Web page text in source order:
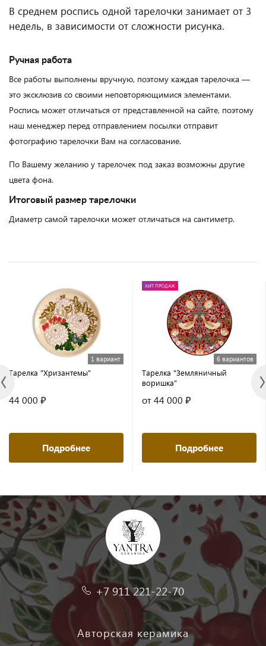
В среднем роспись одной тарелочки занимает от 3
недель, в зависимости от сложности рисунка.
Ручная работа
Все работы выполнены вручную, поэтому каждая тарелочка —
это эксклюзив со своими неповторяющимися элементами.
Роспись может отличаться от представленной на сайте, поэтому
наш менеджер перед отправлением посылки отправит
фотографию тарелочки Вам на согласование.
По Вашему желанию у тарелочек под заказ возможны другие
цвета фона.
Итоговый размер тарелочки
Диаметр самой тарелочки может отличаться на сантиметр.
1 вариант
Тарелка "Хризантемы"
44 000 ₽
Подробнее
ХИТ ПРОДАЖ
6 вариантов
Тарелка "Земляничный
воришка"
от 44 000 ₽
Подробнее
+7 911 221-22-70
Авторская керамика